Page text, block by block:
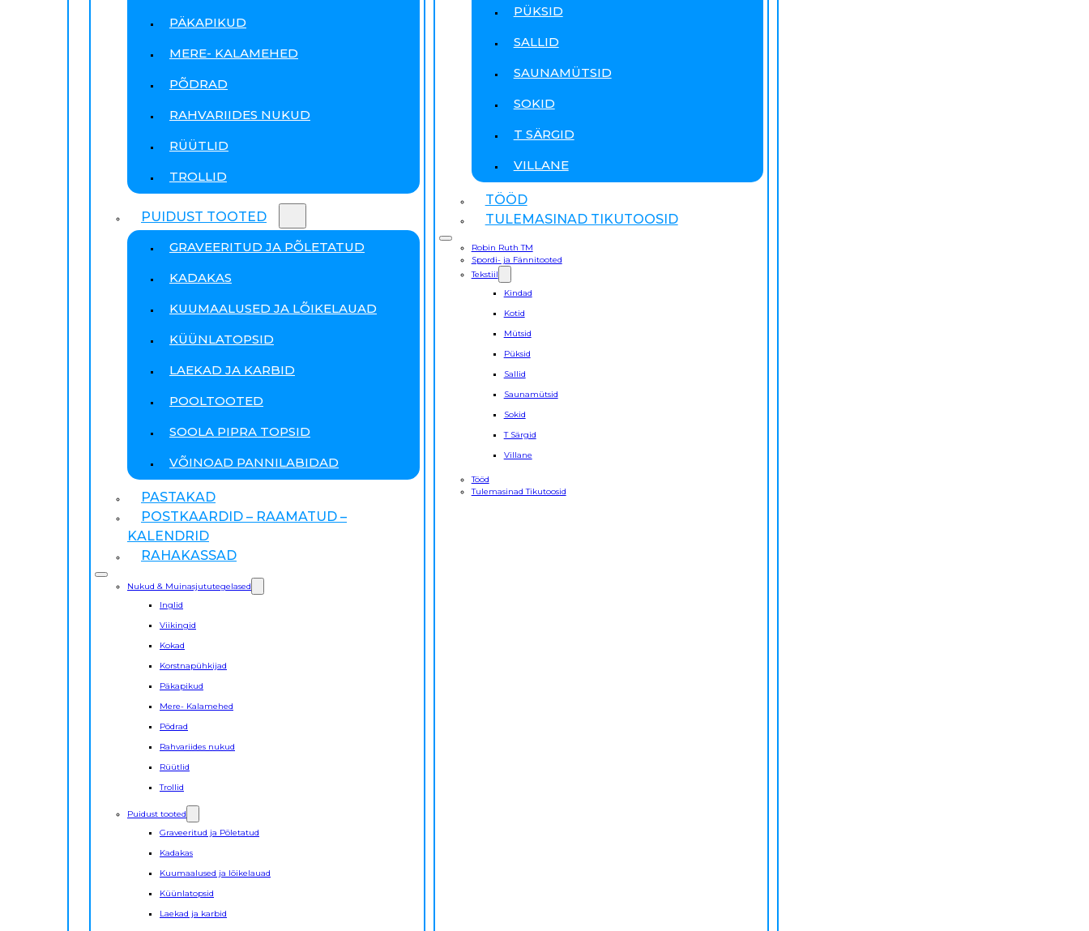
PÄKAPIKUD
MERE- KALAMEHED
PÕDRAD
RAHVARIIDES NUKUD
RÜÜTLID
TROLLID
PUIDUST TOOTED
GRAVEERITUD JA PÕLETATUD
KADAKAS
KUUMAALUSED JA LÕIKELAUAD
KÜÜNLATOPSID
LAEKAD JA KARBID
POOLTOOTED
SOOLA PIPRA TOPSID
VÕINOAD PANNILABIDAD
PASTAKAD
POSTKAARDID – RAAMATUD –
KALENDRID
RAHAKASSAD
Nukud & Muinasjututegelased
Inglid
Viikingid
Kokad
Korstnapühkijad
Päkapikud
Mere- Kalamehed
Põdrad
Rahvariides nukud
Rüütlid
Trollid
Puidust tooted
Graveeritud ja Põletatud
Kadakas
Kuumaalused ja lõikelauad
Küünlatopsid
Laekad ja karbid
PÜKSID
SALLID
SAUNAMÜTSID
SOKID
T SÄRGID
VILLANE
TÖÖD
TULEMASINAD TIKUTOOSID
Robin Ruth TM
Spordi- ja Fännitooted
Tekstiil
Kindad
Kotid
Mütsid
Püksid
Sallid
Saunamütsid
Sokid
T Särgid
Villane
Tööd
Tulemasinad Tikutoosid